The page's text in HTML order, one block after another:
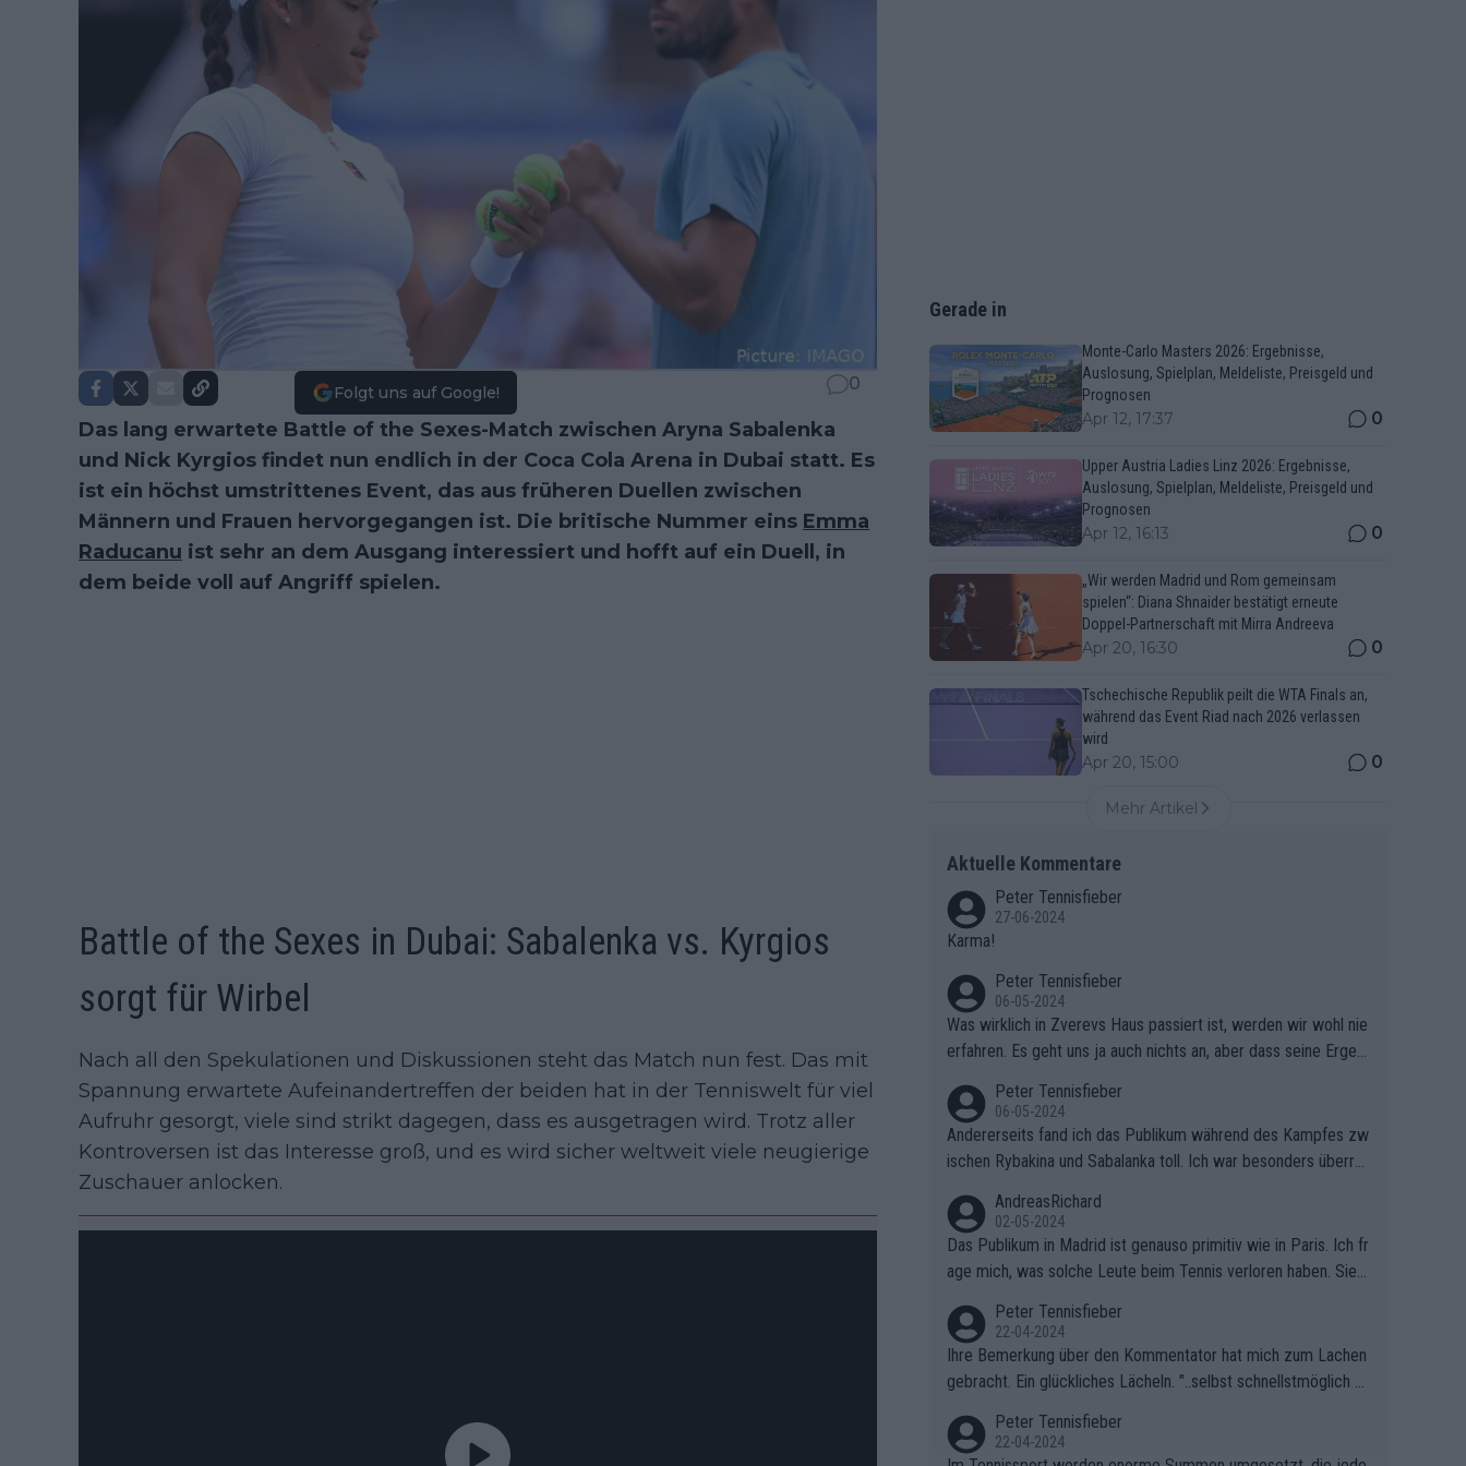
Folgt uns auf Google! 0
Das lang erwartete Battle of the Sexes-Match zwischen Aryna Sabalenka
und Nick Kyrgios findet nun endlich in der Coca Cola Arena in Dubai statt. Es
ist ein höchst umstrittenes Event, das aus früheren Duellen zwischen
Männern und Frauen hervorgegangen ist. Die britische Nummer eins Emma
Raducanu ist sehr an dem Ausgang interessiert und hofft auf ein Duell, in
dem beide voll auf Angriff spielen.
Battle of the Sexes in Dubai: Sabalenka vs. Kyrgios
sorgt für Wirbel
Nach all den Spekulationen und Diskussionen steht das Match nun fest. Das mit
Spannung erwartete Aufeinandertreffen der beiden hat in der Tenniswelt für viel
Aufruhr gesorgt, viele sind strikt dagegen, dass es ausgetragen wird. Trotz aller
Kontroversen ist das Interesse groß, und es wird sicher weltweit viele neugierige
Zuschauer anlocken.
Gerade in
Monte-Carlo Masters 2026: Ergebnisse,
Auslosung, Spielplan, Meldeliste, Preisgeld und
Prognosen
Apr 12, 17:37 0
Upper Austria Ladies Linz 2026: Ergebnisse,
Auslosung, Spielplan, Meldeliste, Preisgeld und
Prognosen
Apr 12, 16:13 0
„Wir werden Madrid und Rom gemeinsam
spielen“: Diana Shnaider bestätigt erneute
Doppel-Partnerschaft mit Mirra Andreeva
Apr 20, 16:30 0
Tschechische Republik peilt die WTA Finals an,
während das Event Riad nach 2026 verlassen
wird
Apr 20, 15:00 0
Mehr Artikel
Aktuelle Kommentare
Peter Tennisfieber
27-06-2024
Karma!
Peter Tennisfieber
06-05-2024
Was wirklich in Zverevs Haus passiert ist, werden wir wohl nie
erfahren. Es geht uns ja auch nichts an, aber dass seine Ergeb
Peter Tennisfieber
06-05-2024
Andererseits fand ich das Publikum während des Kampfes zw
ischen Rybakina und Sabalanka toll. Ich war besonders überras
AndreasRichard
02-05-2024
Das Publikum in Madrid ist genauso primitiv wie in Paris. Ich fr
age mich, was solche Leute beim Tennis verloren haben. Sie s
ben.
Peter Tennisfieber
22-04-2024
Ihre Bemerkung über den Kommentator hat mich zum Lachen
gebracht. Ein glückliches Lächeln. "..selbst schnellstmöglich na
Peter Tennisfieber
22-04-2024